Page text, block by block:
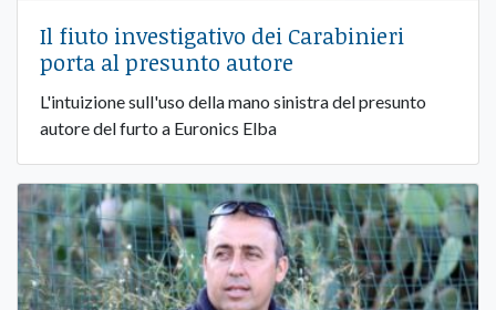
Il fiuto investigativo dei Carabinieri
porta al presunto autore
L'intuizione sull'uso della mano sinistra del presunto
autore del furto a Euronics Elba